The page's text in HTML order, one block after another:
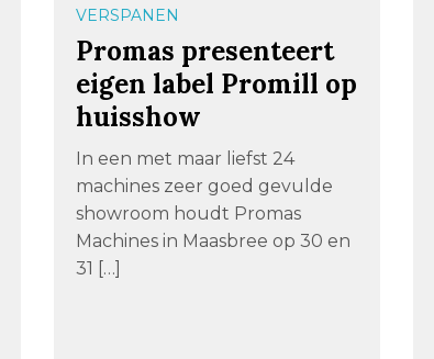
VERSPANEN
Promas presenteert
eigen label Promill op
huisshow
In een met maar liefst 24
machines zeer goed gevulde
showroom houdt Promas
Machines in Maasbree op 30 en
31 […]